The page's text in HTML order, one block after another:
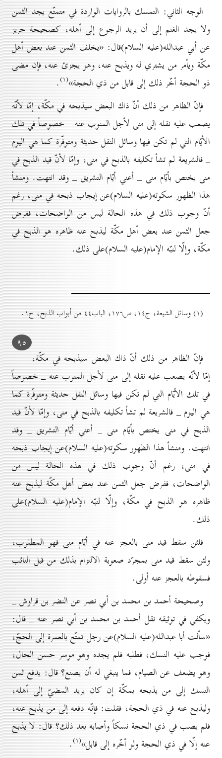
الوجه الثاني: التمسك بالروايات الواردة في متمتّع يجد الثمن
ولا يجد الغنم إلى أن يريد الرجوع إلى أهله، كصحيحة حريز
عن أبي عبدالله(علیه السلام)قال: «يخلف الثمن عند بعض أهل
مكّة ويأمر من يشتري له ويذبح عنه، وهو يجزئ عنه، فإن مضى
ذو الحجة أخّر ذلك إلى قابل من ذي الحجة»(۱) .
فإنّ الظاهر من ذلك أنّ ذاك البعض سيذبحه في مكّة، إمّا لأنّه
يصعب عليه نقله إلى منى لأجل المنوب عنه _ خصوصاً في تلك
الأيّام التي لم تكن فيها وسائل النقل حديثة ومتوفّرة كما هي اليوم
_ فالشريعة لم تشأ تكليفه بالذبح في منى، وإمّا لأنّ قيد الذبح في
منى يختص بأيّام منى _ أعني أيّام التشريق _ وقد انتهت. ومنشأ
هذا الظهور سكوته(علیه السلام)عن إيجاب ذبحه في منى، رغم
أنّ وجوب ذلك في هذه الحالة ليس من الواضحات، ففرض
جعل الثمن عند بعض أهل مكّة ليذبح عنه ظاهره هو الذبح في
مكّة، وإلّا لنبّه الإمام(علیه السلام)على ذلك.
(۱) وسائل الشيعة، ج۱٤، ص۱۷٦، الباب٤٤ من أبواب الذبح، ح۱.
۹٥
فإنّ الظاهر من ذلك أنّ ذاك البعض سيذبحه في مكّة،
إمّا لأنّه يصعب عليه نقله إلى منى لأجل المنوب عنه _ خصوصاً
في تلك الأيّام التي لم تكن فيها وسائل النقل حديثة ومتوفّرة كما
هي اليوم _ فالشريعة لم تشأ تكليفه بالذبح في منى، وإمّا لأنّ قيد
الذبح في منى يختص بأيّام منى _ أعني أيّام التشريق _ وقد
انتهت. ومنشأ هذا الظهور سكوته(علیه السلام)عن إيجاب ذبحه
في منى، رغم أنّ وجوب ذلك في هذه الحالة ليس من
الواضحات، ففرض جعل الثمن عند بعض أهل مكّة ليذبح عنه
ظاهره هو الذبح في مكّة، وإلّا لنبّه الإمام(علیه السلام)على
ذلك.
فلئن سقط قيد منى بالعجز عنه في أيّام منى فهو المطلوب،
ولئن سقط قيد منى بمجرّد صعوبة الالتزام بذلك من قبل النائب
فسقوطه بالعجز عنه أولى.
وصحيحة أحمد بن محمد بن أبي نصر عن النضر بن قراوش _
ويكفي في توثيقه نقل أحمد بن محمد بن أبي نصر عنه _ قال:
«سألت أبا عبدالله(علیه السلام)عن رجل تمتّع بالعمرة إلى الحجّ،
فوجب عليه النسك، فطلبه فلم يجده وهو موسر حسن الحال،
وهو يضعف عن الصيام، فما ينبغي له أن يصنع؟ قال: يدفع ثمن
النسك إلى من يذبحه بمكّة إن كان يريد المضيّ إلى أهله،
وليذبح عنه في ذي الحجة، فقلت: فإنّه دفعه إلى من يذبح عنه،
فلم يصب في ذي الحجة نسكاً وأصابه بعد ذلك؟ قال: لا يذبح
عنه إلّا في ذي الحجة ولو أخّره إلى قابل»(۱) .